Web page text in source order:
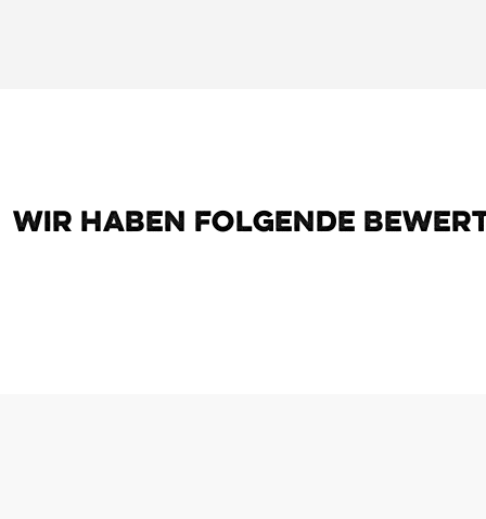
Wir haben folgende